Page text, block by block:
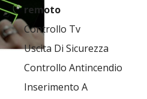
remoto
Controllo Tv
Uscita Di Sicurezza
Controllo Antincendio
Inserimento A